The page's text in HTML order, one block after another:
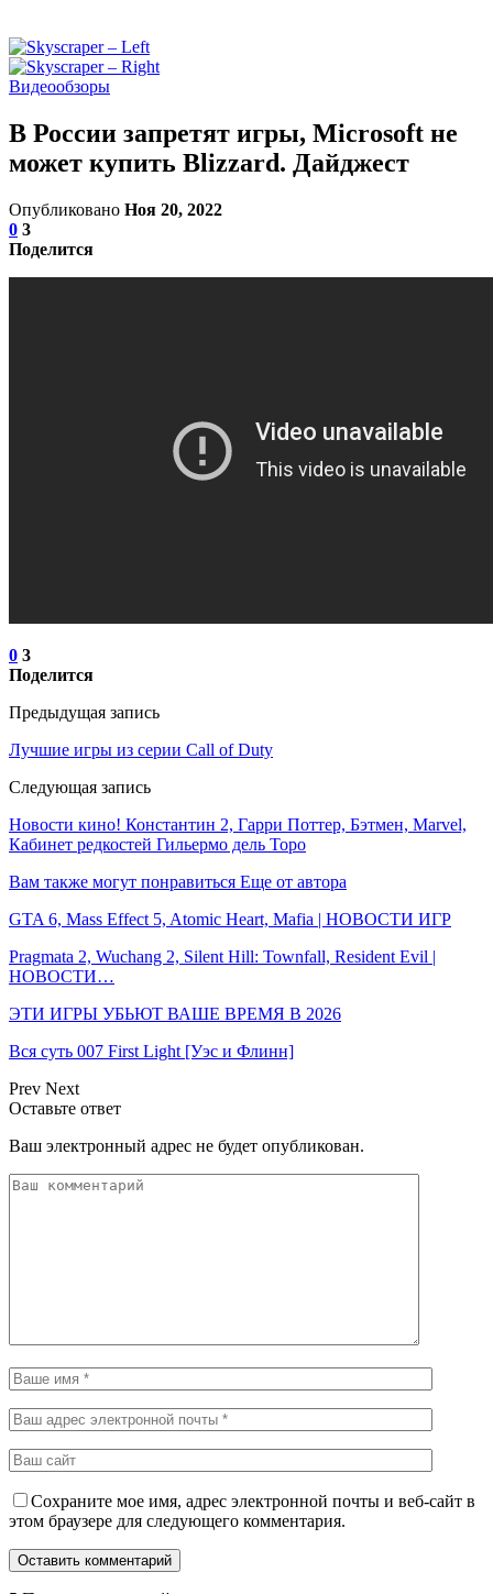
Видеообзоры
В России запретят игры, Microsoft не
может купить Blizzard. Дайджест
Опубликовано Ноя 20, 2022
0 3
Поделится
0 3
Поделится
Предыдущая запись
Лучшие игры из серии Call of Duty
Следующая запись
Новости кино! Константин 2, Гарри Поттер, Бэтмен, Marvel,
Кабинет редкостей Гильермо дель Торо
Вам также могут понравиться Еще от автора
GTA 6, Mass Effect 5, Atomic Heart, Mafia | НОВОСТИ ИГР
Pragmata 2, Wuchang 2, Silent Hill: Townfall, Resident Evil |
НОВОСТИ…
ЭТИ ИГРЫ УБЬЮТ ВАШЕ ВРЕМЯ В 2026
Вся суть 007 First Light [Уэс и Флинн]
Prev Next
Оставьте ответ
Ваш электронный адрес не будет опубликован.
Сохраните мое имя, адрес электронной почты и веб-сайт в
этом браузере для следующего комментария.